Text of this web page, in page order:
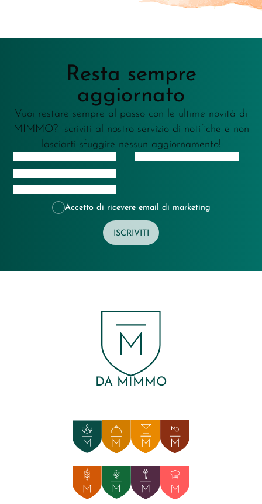
Resta sempre
aggiornato
Vuoi restare sempre al passo con le ultime novità di
MIMMO? Iscriviti al nostro servizio di notifiche e non
lasciarti sfuggire nessun aggiornamento!
Accetto di ricevere email di marketing
ISCRIVITI
DA MIMMO